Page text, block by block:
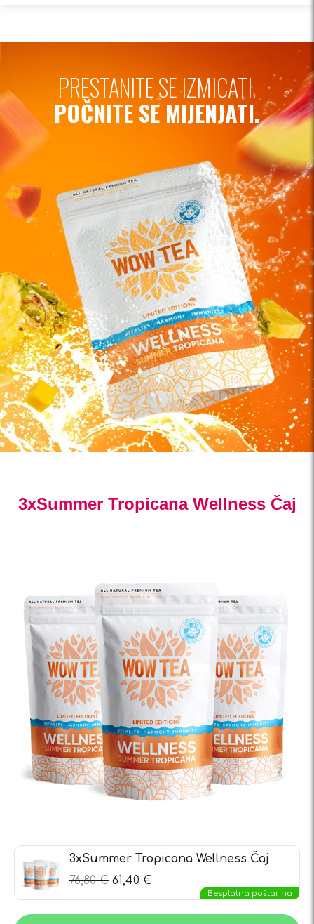
PRESTANITE SE IZMICATI.
POČNITE SE MIJENJATI.
3xSummer Tropicana Wellness Čaj
3xSummer Tropicana Wellness Čaj
76,80€ 61,40 €
Besplatna poštarina